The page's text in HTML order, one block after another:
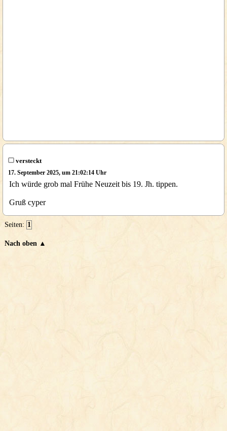
versteckt
17. September 2025, um 21:02:14 Uhr
Ich würde grob mal Frühe Neuzeit bis 19. Jh. tippen.
Gruß cyper
Seiten: 1
Nach oben ▲